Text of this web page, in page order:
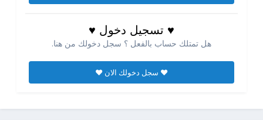
♥ تسجيل دخول ♥
هل تمتلك حساب بالفعل ؟ سجل دخولك من هنا.
♥ سجل دخولك الان ♥